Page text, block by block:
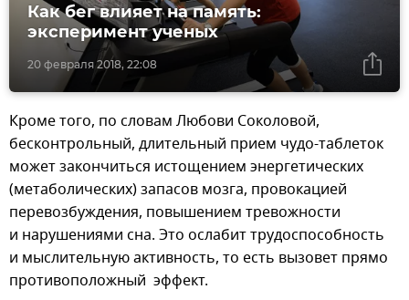
20 февраля 2018, 22:08
Как бег влияет на память:
эксперимент ученых
Кроме того, по словам Любови Соколовой,
бесконтрольный, длительный прием чудо-таблеток
может закончиться истощением энергетических
(метаболических) запасов мозга, провокацией
перевозбуждения, повышением тревожности
и нарушениями сна. Это ослабит трудоспособность
и мыслительную активность, то есть вызовет прямо
противоположный эффект.